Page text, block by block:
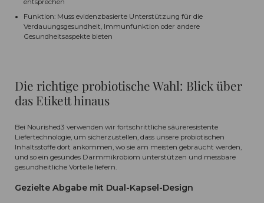
Funktion: Muss evidenzbasierte Unterstützung für die
Verdauungsgesundheit, Immunfunktion oder andere
Gesundheitsaspekte bieten
Die richtige probiotische Wahl: Blick über
das Etikett hinaus
Bei Nourished3 verwenden wir fortschrittliche säureresistente
Liefertechnologie, um sicherzustellen, dass unsere probiotischen
Inhaltsstoffe dort ankommen, wo sie am meisten gebraucht werden,
und so ein gesundes Darmmikrobiom unterstützen und messbare
gesundheitliche Vorteile liefern.
Gezielte Abgabe mit Dual-Kapsel-Design